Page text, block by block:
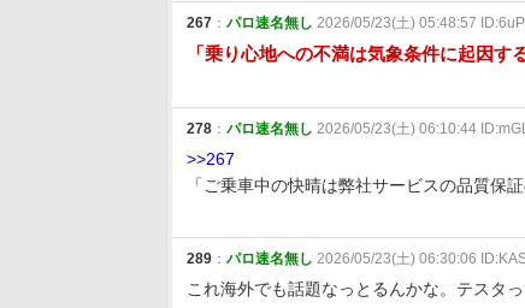
267 ： パロ速名無し 2026/05/23(土) 05:48:57
「乗り心地への不満は気象条件に起因
278 ： パロ速名無し 2026/05/23(土) 06:10:44
>>267
「ご乗車中の快晴は弊社サービスの品質保
289 ： パロ速名無し 2026/05/23(土) 06:30:06
これ海外でも話題なっとるんかな。テスタ